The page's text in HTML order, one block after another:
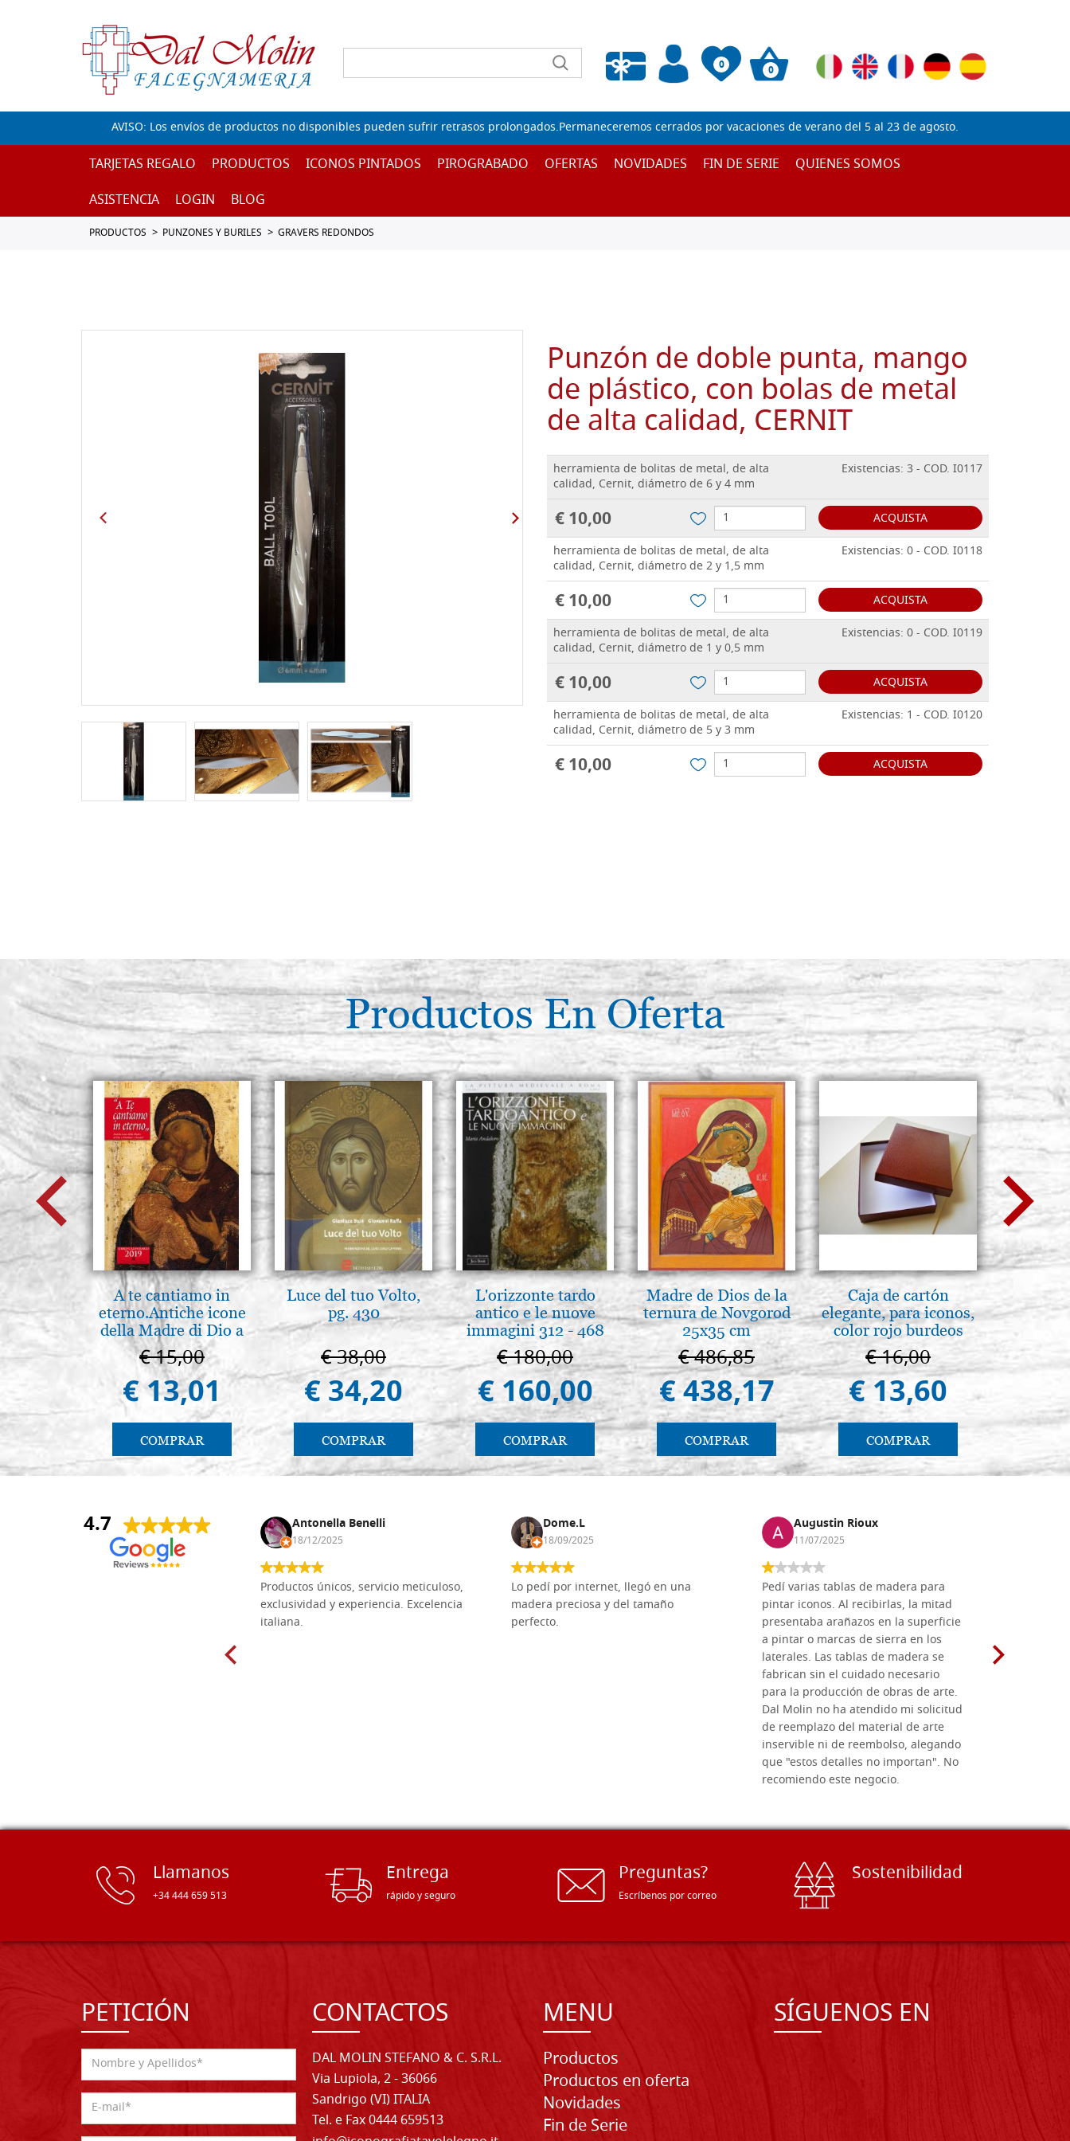
0
Lista de deseos vacía
0
AVISO: Los envíos de productos no disponibles pueden sufrir retrasos prolongados.Permaneceremos cerrados por vacaciones de verano del 5 al 23 de agosto.
TARJETAS REGALO PRODUCTOS ICONOS PINTADOS PIROGRABADO OFERTAS NOVIDADES FIN DE SERIE
QUIENES SOMOS
ASISTENCIA
LOGIN BLOG
PRODUCTOS PUNZONES Y BURILES GRAVERS REDONDOS
Punzón de doble punta, mango
de plástico, con bolas de metal
de alta calidad, CERNIT
herramienta de bolitas de metal, de alta
calidad, Cernit, diámetro de 6 y 4 mm
Existencias: 3 - COD. I0117
€ 10,00
ACQUISTA
herramienta de bolitas de metal, de alta
calidad, Cernit, diámetro de 2 y 1,5 mm
Existencias: 0 - COD. I0118
€ 10,00
ACQUISTA
herramienta de bolitas de metal, de alta
calidad, Cernit, diámetro de 1 y 0,5 mm
Existencias: 0 - COD. I0119
€ 10,00
ACQUISTA
herramienta de bolitas de metal, de alta
calidad, Cernit, diámetro de 5 y 3 mm
Existencias: 1 - COD. I0120
€ 10,00 ACQUISTA
Productos En Oferta
A te cantiamo in
eterno.Antiche icone
della Madre di Dio a
Vladimir e Suzdal
(libro-cal. 2019)
€ 15,00
€ 13,01
COMPRAR
Luce del tuo Volto,
pg. 430
€ 38,00
€ 34,20
COMPRAR
L'orizzonte tardo
antico e le nuove
immagini 312 - 468
€ 180,00
€ 160,00
COMPRAR
Madre de Dios de la
ternura de Novgorod
25x35 cm
€ 486,85
€ 438,17
COMPRAR
Caja de cartón
elegante, para iconos,
color rojo burdeos
€ 16,00
€ 13,60
COMPRAR
Arte
€
4.7
Anna Maria Negri Antonella Benelli
18/12/2025
Productos únicos, servicio meticuloso,
exclusividad y experiencia. Excelencia
italiana.
Dome.L
18/09/2025
Lo pedí por internet, llegó en una
madera preciosa y del tamaño
perfecto.
Augustin Rioux
11/07/2025
Pedí varias tablas de madera para
pintar iconos. Al recibirlas, la mitad
presentaba arañazos en la superficie
a pintar o marcas de sierra en los
laterales. Las tablas de madera se
fabrican sin el cuidado necesario
para la producción de obras de arte.
Dal Molin no ha atendido mi solicitud
de reemplazo del material de arte
inservible ni de reembolso, alegando
que "estos detalles no importan". No
recomiendo este negocio.
Llamanos
+34 444 659 513
Entrega
rápido y seguro
Preguntas?
Escríbenos por correo
Sostenibilidad
PETICIÓN CONTACTOS
DAL MOLIN STEFANO & C. S.R.L.
Via Lupiola, 2 - 36066
Sandrigo (VI) ITALIA
Tel. e Fax 0444 659513
MENU
Productos
Productos en oferta
Novidades
Fin de Serie
SÍGUENOS EN